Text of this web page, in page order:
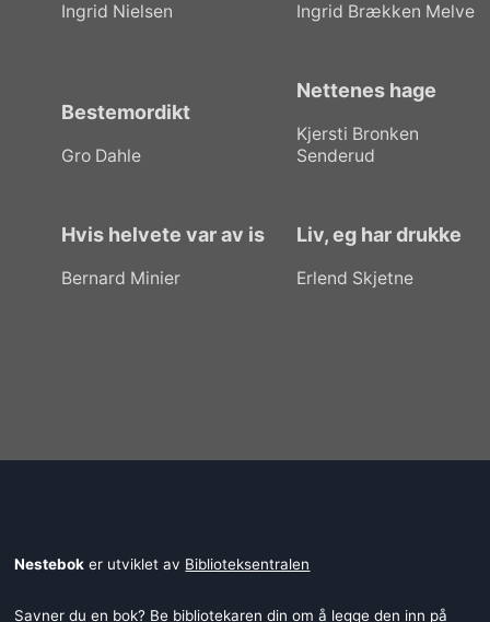
Ingrid Nielsen Ingrid Brækken Melve
Bestemordikt
Gro Dahle
Nettenes hage
Kjersti Bronken
Senderud
Hvis helvete var av is
Bernard Minier
Liv, eg har drukke
Erlend Skjetne
Nestebok er utviklet av Biblioteksentralen
Savner du en bok? Be bibliotekaren din om å legge den inn på